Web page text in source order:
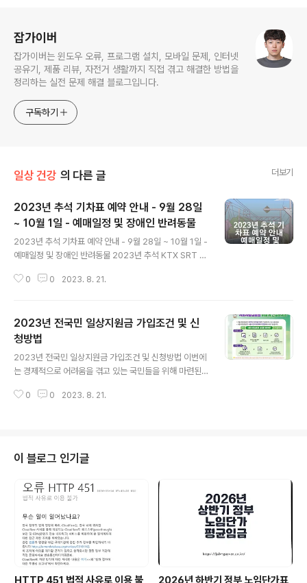
잡가이버
잡가이버는 윈도우 오류, 프로그램 설치, 모바일 문제, 인터넷
공유기, 제품 리뷰, 자전거 생활까지 직접 겪고 해결한 방법을
정리하는 실전 문제 해결 블로그입니다.
구독하기
일상 건강 의 다른 글 더보기
2023년 추석 기차표 예약 안내 - 9월 28일
~ 10월 1일 - 예매일정 및 장애인 반려동물
2023년 추석 기차표 예약 안내 - 9월 28일 ~ 10월 1일 -
예매일정 및 장애인 반려동물 2023년 추석 KTX SRT 기
분! 다가오는 추석 연휴에 대비하여 코레일(KORAIL)이 기
위한 정보를 알려드릴게요. 🌼 추석 연휴 기간과 예매 정보
2023년 추석 기차표 예매일정 ※ 세부일정은 코레일의 사
정으로 변동될 수 있습니다. 대상노선 예매일시 예매매체
전노선 *경로/장애인 한. 8/29(화) 09:00~15:00 철도고
객센터 (☎1544-8545) 전용홈페이지 (PC, 모바일) 경
부선 경전선 동해선 대구선 충북선 경북선 ..
0 0 2023. 8. 21.
2023년 전국민 일상지원금 가입조건 및 신
청방법
2023년 전국민 일상지원금 가입조건 및 신청방법 이번에
는 경제적으로 어려움을 겪고 있는 국민들을 위해 마련된
치솟고 있고, 코로나19 사태로 인해 경제적으로 힘들어하
하려는 계획입니다. 전국민일상지원금이란? 2023년 전국
민 일상지원금은 경제적 어려움을 겪는 국민들에게 지원하
기 위한 정부의 정책입니다. 구 분 지 원 대 상 지 원 금 액
소상공인 370만명 600 ~ 1000만원 94만명 최소 100
만원 이상 특고 프리랜서 70만명 200만원 저소득층 227
만 가구 4인가구 최대 100..
0 0 2023. 8. 21.
이 블로그 인기글
HTTP 451 법적 사유로 이용 불 2026년 하반기 정부 노임단가표